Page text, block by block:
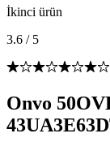
İkinci ürün
3.6 / 5
Onvo